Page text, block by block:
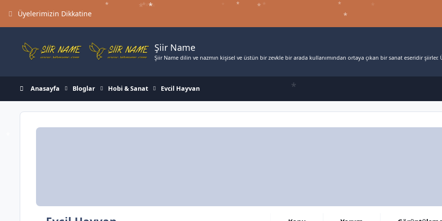
Üyelerimizin Dikkatine
Şiir Name
Şiir Name dilin ve nazmın kişisel ve üstün bir zevkle bir arada kullanımından ortaya çıkan bir sanat eseridir
Anasayfa Bloglar Hobi & Sanat Evcil Hayvan
*
*
* *
*
*